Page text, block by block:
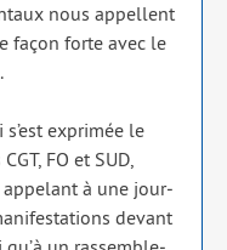
nous appellent
façon forte avec le
expri­mée le
FO et SUD,
appe­lant à une jour­
devant